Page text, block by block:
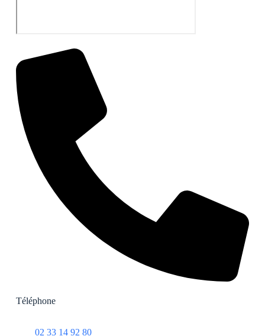
Téléphone
02 33 14 92 80